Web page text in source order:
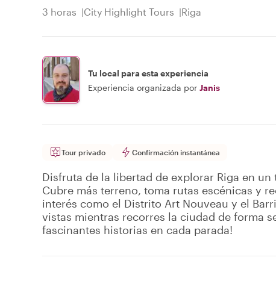
3 horas City Highlight Tours Riga
Tu local para esta experiencia
Experiencia organizada por Janis
Tour privado Confirmación instantánea
Disfruta de la libertad de explorar Riga en
Cubre más terreno, toma rutas escénicas y
interés como el Distrito Art Nouveau y el
vistas mientras recorres la ciudad de forma
fascinantes historias en cada parada!